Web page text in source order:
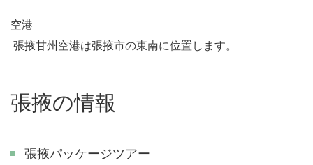
空港
張掖甘州空港は張掖市の東南に位置します。
張掖の情報
張掖パッケージツアー